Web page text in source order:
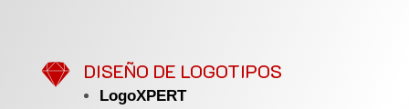
 DISEÑO DE LOGOTIPOS
LogoXPERT